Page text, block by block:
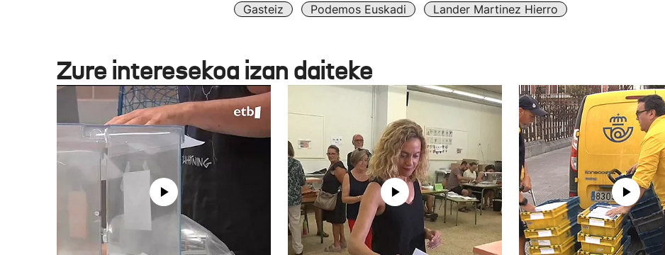
Gasteiz
Podemos Euskadi Lander Martinez Hierro
Zure interesekoa izan daiteke